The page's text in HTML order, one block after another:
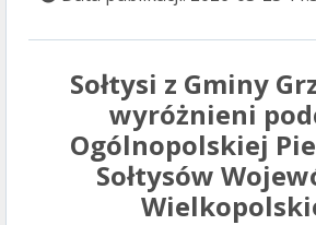
Sołtysi z Gminy
wyróżnieni
Ogólnopolskiej
Sołtysów